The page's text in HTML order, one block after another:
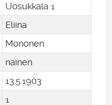
Uosukkala 1
Eliina
Mononen
nainen
13 5.1903
1